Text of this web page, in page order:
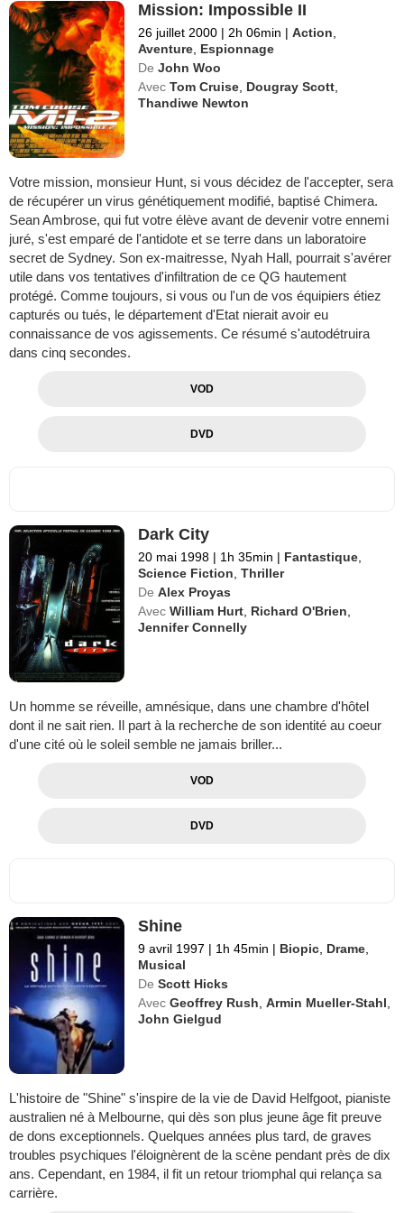
Mission: Impossible II
26 juillet 2000 | 2h 06min | Action
Aventure Espionnage
De John Woo
Avec Tom Cruise Dougray Scott
Thandiwe Newton
Votre mission, monsieur Hunt, si vous décidez de l'accepter, sera
de récupérer un virus génétiquement modifié, baptisé Chimera.
Sean Ambrose, qui fut votre élève avant de devenir votre ennemi
juré, s'est emparé de l'antidote et se terre dans un laboratoire
secret de Sydney. Son ex-maitresse, Nyah Hall, pourrait s'avérer
utile dans vos tentatives d'infiltration de ce QG hautement
protégé. Comme toujours, si vous ou l'un de vos équipiers étiez
capturés ou tués, le département d'Etat nierait avoir eu
connaissance de vos agissements. Ce résumé s'autodétruira
dans cinq secondes.
VOD
DVD
Dark City
20 mai 1998 | 1h 35min | Fantastique
Science Fiction ,Thriller
De Alex Proyas
Avec William Hurt Richard O'Brien
Jennifer Connelly
Un homme se réveille, amnésique, dans une chambre d'hôtel
dont il ne sait rien. Il part à la recherche de son identité au coeur
d'une cité où le soleil semble ne jamais briller...
VOD
DVD
Shine
9 avril 1997 | 1h 45min | Biopic Drame
Musical
De Scott Hicks
Avec Geoffrey Rush ,Armin Mueller-Stahl
John Gielgud
L'histoire de "Shine" s'inspire de la vie de David Helfgoot, pianiste
australien né à Melbourne, qui dès son plus jeune âge fit preuve
de dons exceptionnels. Quelques années plus tard, de graves
troubles psychiques l'éloignèrent de la scène pendant près de dix
ans. Cependant, en 1984, il fit un retour triomphal qui relança sa
carrière.